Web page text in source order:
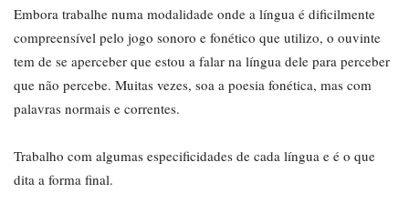
Embora trabalhe numa modalidade onde a língua é dificilmente
compreensível pelo jogo sonoro e fonético que utilizo, o ouvinte
tem de se aperceber que estou a falar na língua dele para perceber
que não percebe. Muitas vezes, soa a poesia fonética, mas com
palavras normais e correntes.
Trabalho com algumas especificidades de cada língua e é o que
dita a forma final.